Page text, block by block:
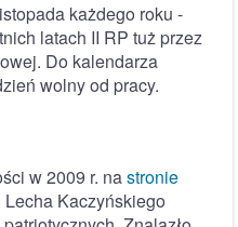
każdego roku -
latach II RP tuż przez
Do kalendarza
wolny od pracy.
w 2009 r. nastronie
Kaczyńskiego